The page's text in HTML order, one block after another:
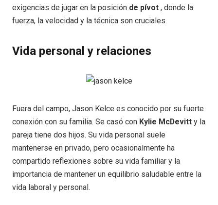
exigencias de jugar en la posición de pívot , donde la
fuerza, la velocidad y la técnica son cruciales.
Vida personal y relaciones
Fuera del campo, Jason Kelce es conocido por su fuerte
conexión con su familia. Se casó con Kylie McDevitt y la
pareja tiene dos hijos. Su vida personal suele
mantenerse en privado, pero ocasionalmente ha
compartido reflexiones sobre su vida familiar y la
importancia de mantener un equilibrio saludable entre la
vida laboral y personal.